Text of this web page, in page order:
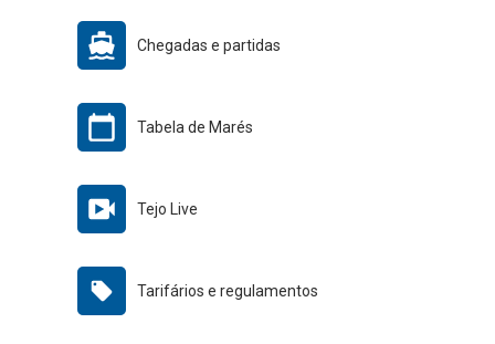
Chegadas e partidas
Tabela de Marés
Tejo Live
Tarifários e regulamentos